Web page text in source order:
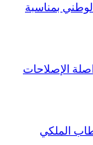
بمناسبة
الإصلاحات
الملكي